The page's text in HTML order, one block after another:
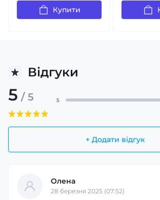
Купити
Відгуки
5 / 5
+ Додати відгук
5
Олена
28 березня 2025 (07:52)